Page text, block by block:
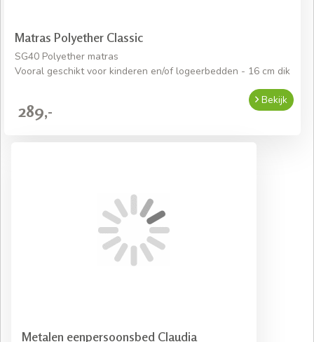
Matras Polyether Classic
SG40 Polyether matras
Vooral geschikt voor kinderen en/of logeerbedden - 16 cm dik
289,-
Bekijk
Metalen eenpersoonsbed Claudia